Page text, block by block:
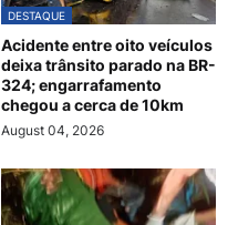
DESTAQUE
Acidente entre oito veículos
deixa trânsito parado na BR-
324; engarrafamento
chegou a cerca de 10km
August 04, 2026